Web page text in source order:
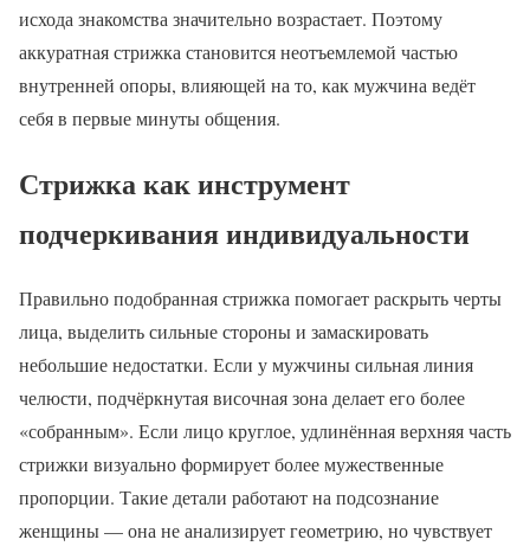
исхода знакомства значительно возрастает. Поэтому
аккуратная стрижка становится неотъемлемой частью
внутренней опоры, влияющей на то, как мужчина ведёт
себя в первые минуты общения.
Стрижка как инструмент
подчеркивания индивидуальности
Правильно подобранная стрижка помогает раскрыть черты
лица, выделить сильные стороны и замаскировать
небольшие недостатки. Если у мужчины сильная линия
челюсти, подчёркнутая височная зона делает его более
«собранным». Если лицо круглое, удлинённая верхняя часть
стрижки визуально формирует более мужественные
пропорции. Такие детали работают на подсознание
женщины — она не анализирует геометрию, но чувствует